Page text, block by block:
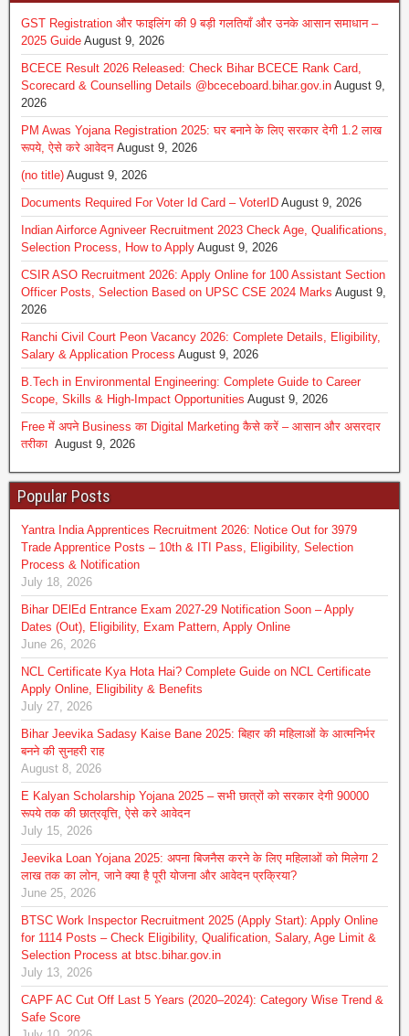
GST Registration और फाइलिंग की 9 बड़ी गलतियाँ और उनके आसान समाधान –
2025 Guide August 9, 2026
BCECE Result 2026 Released: Check Bihar BCECE Rank Card,
Scorecard & Counselling Details @bceceboard.bihar.gov.in August 9,
2026
PM Awas Yojana Registration 2025: घर बनाने के लिए सरकार देगी 1.2 लाख
रूपये, ऐसे करे आवेदन August 9, 2026
(no title) August 9, 2026
Documents Required For Voter Id Card – VoterID August 9, 2026
Indian Airforce Agniveer Recruitment 2023 Check Age, Qualifications,
Selection Process, How to Apply August 9, 2026
CSIR ASO Recruitment 2026: Apply Online for 100 Assistant Section
Officer Posts, Selection Based on UPSC CSE 2024 Marks August 9,
2026
Ranchi Civil Court Peon Vacancy 2026: Complete Details, Eligibility,
Salary & Application Process August 9, 2026
B.Tech in Environmental Engineering: Complete Guide to Career
Scope, Skills & High-Impact Opportunities August 9, 2026
Free में अपने Business का Digital Marketing कैसे करें – आसान और असरदार
तरीका August 9, 2026
Popular Posts
Yantra India Apprentices Recruitment 2026: Notice Out for 3979
Trade Apprentice Posts – 10th & ITI Pass, Eligibility, Selection
Process & Notification
July 18, 2026
Bihar DElEd Entrance Exam 2027-29 Notification Soon – Apply
Dates (Out), Eligibility, Exam Pattern, Apply Online
June 26, 2026
NCL Certificate Kya Hota Hai? Complete Guide on NCL Certificate
Apply Online, Eligibility & Benefits
July 27, 2026
Bihar Jeevika Sadasy Kaise Bane 2025: बिहार की महिलाओं के आत्मनिर्भर
बनने की सुनहरी राह
August 8, 2026
E Kalyan Scholarship Yojana 2025 – सभी छात्रों को सरकार देगी 90000
रूपये तक की छात्रवृत्ति, ऐसे करे आवेदन
July 15, 2026
Jeevika Loan Yojana 2025: अपना बिजनैस करने के लिए महिलाओं को मिलेगा 2
लाख तक का लोन, जाने क्या है पूरी योजना और आवेदन प्रक्रिया?
June 25, 2026
BTSC Work Inspector Recruitment 2025 (Apply Start): Apply Online
for 1114 Posts – Check Eligibility, Qualification, Salary, Age Limit &
Selection Process at btsc.bihar.gov.in
July 13, 2026
CAPF AC Cut Off Last 5 Years (2020–2024): Category Wise Trend &
Safe Score